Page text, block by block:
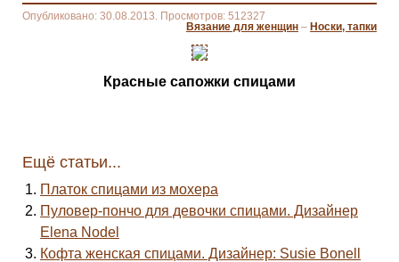
Опубликовано: 30.08.2013. Просмотров: 512327
Вязание для женщин – Носки, тапки
Красные сапожки спицами
Ещё статьи...
Платок спицами из мохера
Пуловер-пончо для девочки спицами. Дизайнер
Elena Nodel
Кофта женская спицами. Дизайнер: Susie Bonell